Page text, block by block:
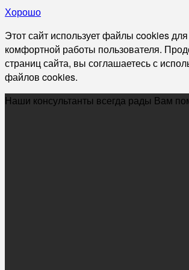
Хорошо
Этот сайт использует файлы cookies
комфортной работы пользователя.
страниц сайта, вы соглашаетесь с
файлов cookies.
Наши консультанты всегда рады Вам